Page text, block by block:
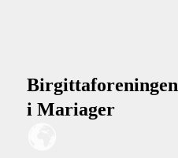
Birgittaforeningen
i Mariager